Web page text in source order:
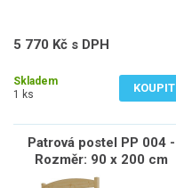
5 770 Kč s DPH
Skladem
1 ks
KOUPIT
Patrová postel PP 004 -
Rozměr: 90 x 200 cm